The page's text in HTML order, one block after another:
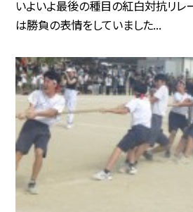
いよいよ最後の種目の紅白対抗リレ
は勝負の表情をしていました...